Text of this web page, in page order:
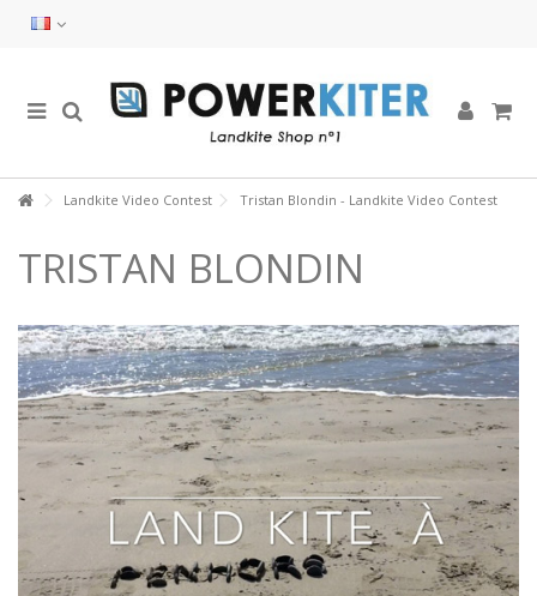
Landkite Video Contest Tristan Blondin - Landkite Video Contest
TRISTAN BLONDIN